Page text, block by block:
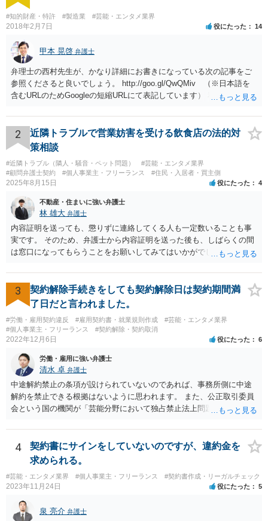
#知的財産・特許 #製造業 #芸能・エンタメ業界
2018年2月7日 役にたった 14
甲本 晃啓 弁護士
弁理士の西村先生が、かなり詳細にお書きになっている次の記事をご
参照くださると良いでしょう。 http://goo.gl/QwQMiv （※日本語を
含むURLのためGoogleの短縮URLにて表記しています） 私も同先生と
とも不正競争防止法上の問題は生じうると思います。
2
近隣トラブルで営業妨害を受ける飲食店の法的対
策相談
#近隣トラブル（隣人・騒音・ペット問題）
#芸能・エンタメ業界
#顧問弁護士契約
#個人事業主・フリーランス #住民・入居者・買主側
2025年8月15日 役にたった 4
不動産・住まいに強い弁護士
林 雄大 弁護士
内容証明を送っても、懲りずに連絡してくる人も一定数いることも事
実です。 そのため、弁護士から内容証明を送った後も、しばらくの間
は窓口になってもらうことをお願いしてみてはいかがでしょうか。 そ
口（弁護士に）言ってください」とだけお伝えし、それ以外には一切
応じないという姿勢をとることができるため、スタッフの方の負担軽
減を図れると思います。 大変な状況かと思いますが、ご参考になりま
3
契約解除手続きをしても契約解除日は契約期間満
了日だと言われました。
#労働・雇用契約違反 #雇用契約書・就業規則作成
#芸能・エンタメ業界
#個人事業主・フリーランス
#契約解除・契約取消
2022年12月6日 役にたった 6
労働・雇用に強い弁護士
清水 卓 弁護士
中途解約禁止の条項が設けられていないのであれば、事務所側に中途
解約を禁止できる根拠はないように思われます。 また、公正取引委員
会という国の機関が「芸能分野において独占禁止法上問題となり得る
活動を⾏えない旨の義務を課し，⼜は移籍・独⽴した場合には芸能活
動を妨害する旨⽰唆して，移籍・独⽴を諦めさせること（優越的地位
の濫⽤等）を例示しています。 ライバー事務所にも同様のことが言え
る可能性があり、あなたのケースでも、独占禁止法上問題となり得ま
す。 ただし、「※これら⾏為が実際に独占禁⽌法違反となるかどうか
は，具体的態様に照らして個別に判断されることとなる。例えば，優
越的地位の濫⽤に関して，不当に不利益を与えるか否かは，課される
義務等の内容や期間が⽬的に照らして過⼤であるか，与える不利益の
4
契約書にサインをしていないのですが、違約金を
求められる。
#芸能・エンタメ業界 #個人事業主・フリーランス #契約書作成・リーガルチェック
2023年11月24日 役にたった 5
泉 亮介 弁護士